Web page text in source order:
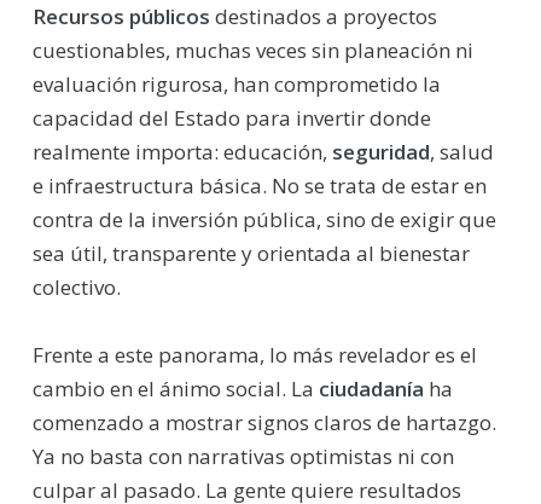
Recursos públicos destinados a proyectos
cuestionables, muchas veces sin planeación ni
evaluación rigurosa, han comprometido la
capacidad del Estado para invertir donde
realmente importa: educación, seguridad, salud
e infraestructura básica. No se trata de estar en
contra de la inversión pública, sino de exigir que
sea útil, transparente y orientada al bienestar
colectivo.
Frente a este panorama, lo más revelador es el
cambio en el ánimo social. La ciudadanía ha
comenzado a mostrar signos claros de hartazgo.
Ya no basta con narrativas optimistas ni con
culpar al pasado. La gente quiere resultados